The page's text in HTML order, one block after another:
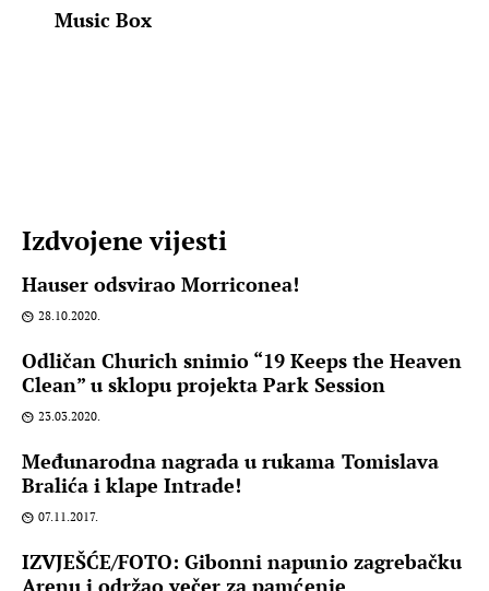
Music Box
Izdvojene vijesti
Hauser odsvirao Morriconea!
28.10.2020.
Odličan Churich snimio “19 Keeps the Heaven
Clean” u sklopu projekta Park Session
23.03.2020.
Međunarodna nagrada u rukama Tomislava
Bralića i klape Intrade!
07.11.2017.
IZVJEŠĆE/FOTO: Gibonni napunio zagrebačku
Arenu i održao večer za pamćenje